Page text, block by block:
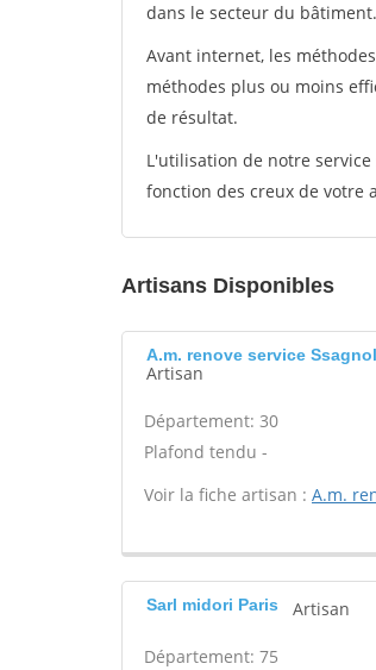
dans le secteur du bâtiment.
Avant internet, les
méthodes plus ou moins
de résultat.
L'utilisation de notre
fonction des creux de votre
Artisans Disponibles
A.m. renove service
Artisan
Département: 30
Plafond tendu -
Voir la fiche artisan : A.m.
Sarl midori Paris Artisan
Département: 75